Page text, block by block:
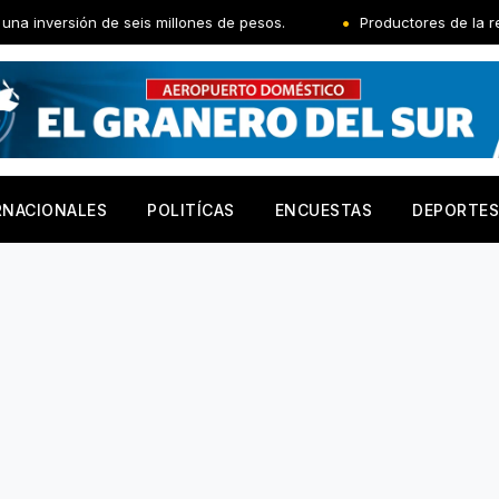
seis millones de pesos. Productores de la región Norte
POLITÍCAS ENCUESTAS DEPORTES